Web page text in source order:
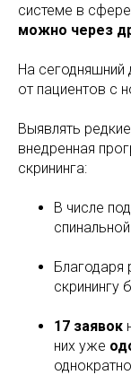
системе в
можно через
На сегодняшний
от пациентов с
Выявлять
внедренная
скрининга:
В числе
Благодаря
скринингу
17 заявок
них уже